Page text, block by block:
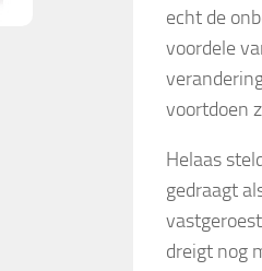
echt de
voordele
voortdoen
Helaas
gedraagt
dreigt nog